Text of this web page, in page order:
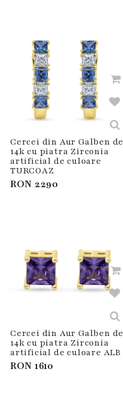
Cercei din Aur Galben de
14k cu piatra Zirconia
artificial de culoare
TURCOAZ
RON 2290
Cercei din Aur Galben de
14k cu piatra Zirconia
artificial de culoare ALB
RON1610